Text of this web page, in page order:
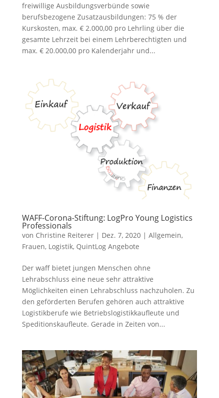
freiwillige Ausbildungsverbünde sowie
berufsbezogene Zusatzausbildungen: 75 % der
Kurskosten, max. € 2.000,00 pro Lehrling über die
gesamte Lehrzeit bei einem Lehrberechtigten und
max. € 20.000,00 pro Kalenderjahr und...
WAFF-Corona-Stiftung: LogPro Young Logistics
Professionals
von Christine Reiterer| Dez. 7, 2020| Allgemein,
Frauen, Logistik, QuintLog Angebote
Der waff bietet jungen Menschen ohne
Lehrabschluss eine neue sehr attraktive
Möglichkeiten einen Lehrabschluss nachzuholen. Zu
den geförderten Berufen gehören auch attraktive
Logistikberufe wie Betriebslogistikkaufleute und
Speditionskaufleute. Gerade in Zeiten von...